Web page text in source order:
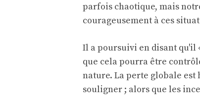
parfois chaotique, mais
courageusement à ces
Il a poursuivi en disant qu'il
que cela pourra être
nature. La perte globale est
souligner ; alors que les